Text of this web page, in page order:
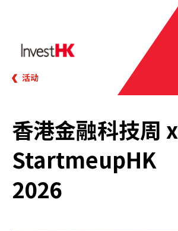
活动
香港金融科技周 x
StartmeupHK
2026